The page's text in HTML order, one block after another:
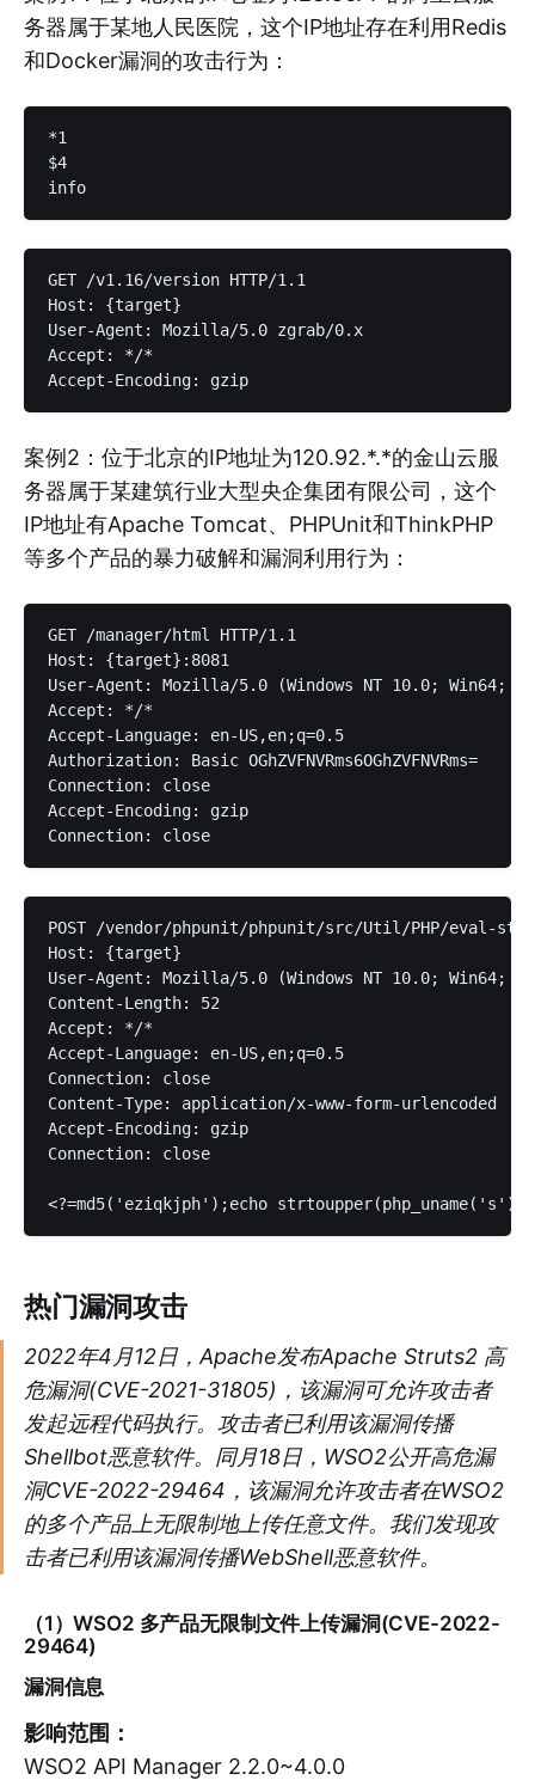
务器属于某地人民医院，这个IP地址存在利用Redis
和Docker漏洞的攻击行为：
*1
$4
GET /v1.16/version HTTP/1.1
Host: {target}
User-Agent: Mozilla/5.0 zgrab/0.x
Accept: */*
案例2：位于北京的IP地址为120.92.*.*的金山云服
务器属于某建筑行业大型央企集团有限公司，这个
IP地址有Apache Tomcat、PHPUnit和ThinkPHP
等多个产品的暴力破解和漏洞利用行为：
GET /manager/html HTTP/1.1
Host: {target}:8081
User-Agent: Mozilla/5.0 (Windows NT 10.0; Win64;
Accept: */*
Accept-Language: en-US,en;q=0.5
Authorization: Basic OGhZVFNVRms6OGhZVFNVRms=
Connection: close
Accept-Encoding: gzip
POST /vendor/phpunit/phpunit/src/Util/PHP/eval-
Host: {target}
User-Agent: Mozilla/5.0 (Windows NT 10.0; Win64;
Content-Length: 52
Accept: */*
Accept-Language: en-US,en;q=0.5
Connection: close
Content-Type: application/x-www-form-urlencoded
Accept-Encoding: gzip
Connection: close
热门漏洞攻击
2022年4月12日，Apache发布Apache Struts2 高
危漏洞(CVE-2021-31805)，该漏洞可允许攻击者
发起远程代码执行。攻击者已利用该漏洞传播
Shellbot恶意软件。同月18日，WSO2公开高危漏
洞CVE-2022-29464，该漏洞允许攻击者在WSO2
的多个产品上无限制地上传任意文件。我们发现攻
击者已利用该漏洞传播WebShell恶意软件。
（1）WSO2 多产品无限制文件上传漏洞(CVE-2022-
29464)
漏洞信息
影响范围：
WSO2 API Manager 2.2.0~4.0.0